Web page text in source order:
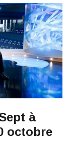
à
octobre